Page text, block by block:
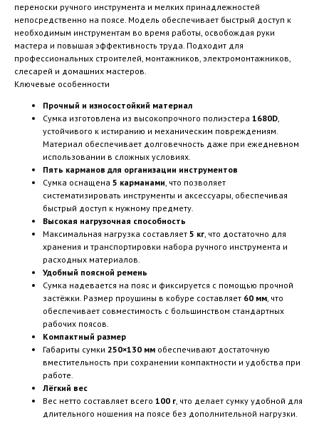
переноски ручного инструмента и мелких принадлежностей
непосредственно на поясе. Модель обеспечивает быстрый доступ к
необходимым инструментам во время работы, освобождая руки
мастера и повышая эффективность труда. Подходит для
профессиональных строителей, монтажников, электромонтажников,
слесарей и домашних мастеров.
Ключевые особенности
Прочный и износостойкий материал
Сумка изготовлена из высокопрочного полиэстера 1680D,
устойчивого к истиранию и механическим повреждениям.
Материал обеспечивает долговечность даже при ежедневном
использовании в сложных условиях.
Пять карманов для организации инструментов
Сумка оснащена 5 карманами, что позволяет
систематизировать инструменты и аксессуары, обеспечивая
быстрый доступ к нужному предмету.
Высокая нагрузочная способность
Максимальная нагрузка составляет 5 кг, что достаточно для
хранения и транспортировки набора ручного инструмента и
расходных материалов.
Удобный поясной ремень
Сумка надевается на пояс и фиксируется с помощью прочной
застёжки. Размер проушины в кобуре составляет 60 мм, что
обеспечивает совместимость с большинством стандартных
рабочих поясов.
Компактный размер
Габариты сумки 250×130 мм обеспечивают достаточную
вместительность при сохранении компактности и удобства при
работе.
Лёгкий вес
Вес нетто составляет всего 100 г, что делает сумку удобной для
длительного ношения на поясе без дополнительной нагрузки.